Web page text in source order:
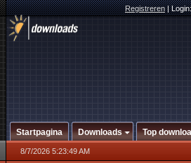
Registreren|
Startpagina Downloads Top
8/7/2026 5:23:49 AM